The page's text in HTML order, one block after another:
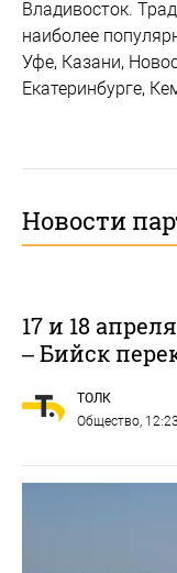
Владивосток.
наиболее
Уфе, Казани,
Екатеринбурге,
Новости
17 и 18
– Бийск
ТОЛК
Общество,